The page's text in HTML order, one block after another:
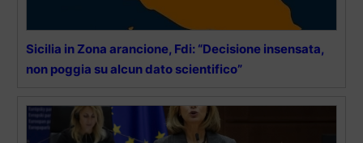
Sicilia in Zona arancione, Fdi: “Decisione insensata,
non poggia su alcun dato scientifico”